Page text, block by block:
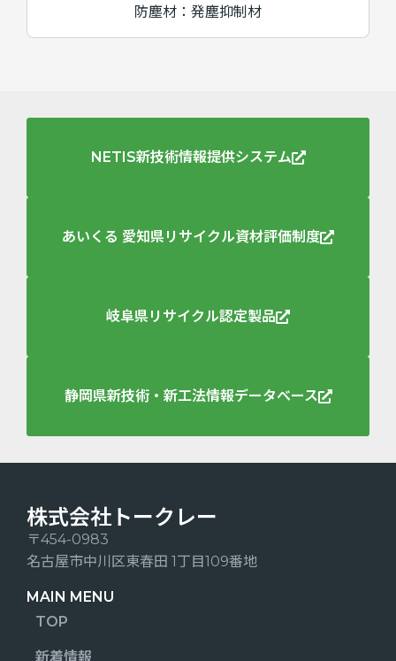
防塵材：発塵抑制材
NETIS新技術情報提供システム
あいくる 愛知県リサイクル資材評価制度
岐阜県リサイクル認定製品
静岡県新技術・新工法情報データベース
株式会社トークレー
〒454-0983
名古屋市中川区東春田 1丁目109番地
MAIN MENU
TOP
新着情報